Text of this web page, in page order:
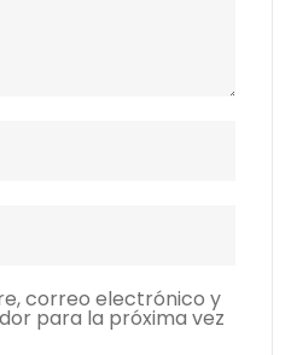
correo electrónico y
para la próxima vez